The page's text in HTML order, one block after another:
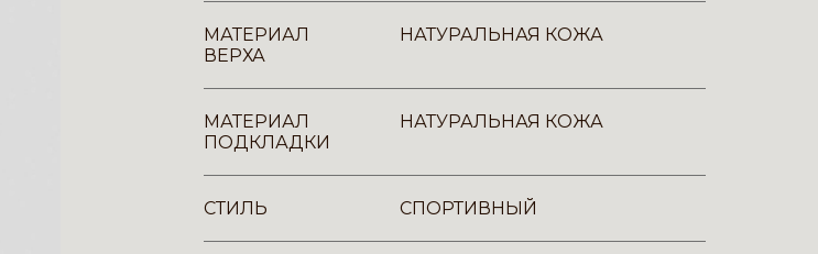
МАТЕРИАЛ
ВЕРХА
НАТУРАЛЬНАЯ КОЖА
МАТЕРИАЛ
ПОДКЛАДКИ
НАТУРАЛЬНАЯ КОЖА
СТИЛЬ СПОРТИВНЫЙ